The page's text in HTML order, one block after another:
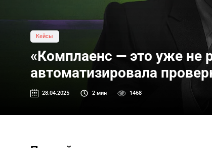
Кейсы
«Комплаенс — это уже не
автоматизировала
28.04.2025 2 мин 1468